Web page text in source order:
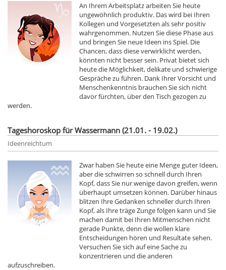
An Ihrem Arbeitsplatz arbeiten Sie heute
ungewöhnlich produktiv. Das wird bei Ihren
Kollegen und Vorgesetzten als sehr positiv
wahrgenommen. Nutzen Sie diese Phase aus
und bringen Sie neue Ideen ins Spiel. Die
Chancen, dass diese verwirklicht werden,
könnten nicht besser sein. Privat bietet sich
heute die Möglichkeit, delikate und schwierige
Gespräche zu führen. Dank Ihrer Vorsicht und
Menschenkenntnis brauchen Sie sich nicht
davor fürchten, über den Tisch gezogen zu
werden.
Tageshoroskop für Wassermann (21.01. - 19.02.)
Ideenreichtum
Zwar haben Sie heute eine Menge guter Ideen,
aber die schwirren so schnell durch Ihren
Kopf, dass Sie nur wenige davon greifen, wenn
überhaupt umsetzen können. Darüber hinaus
blitzen Ihre Gedanken schneller durch Ihren
Kopf, als Ihre träge Zunge folgen kann und Sie
machen damit bei Ihren Mitmenschen nicht
gerade Punkte, denn die wollen klare
Entscheidungen hören und Resultate sehen.
Versuchen Sie sich auf eine Sache zu
konzentrieren und die anderen
aufzuschreiben.